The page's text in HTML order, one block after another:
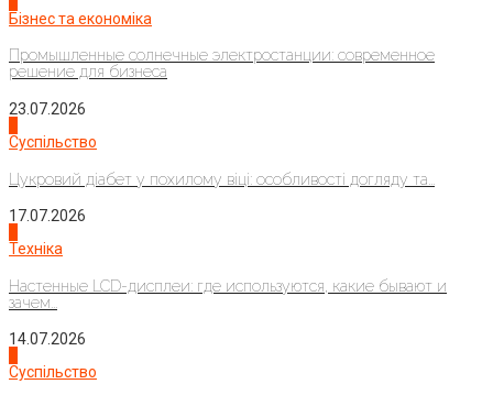
Бізнес та економіка
Промышленные солнечные электростанции: современное
решение для бизнеса
23.07.2026
Суспільство
Цукровий діабет у похилому віці: особливості догляду та...
17.07.2026
Техніка
Настенные LCD-дисплеи: где используются, какие бывают и
зачем...
14.07.2026
Суспільство